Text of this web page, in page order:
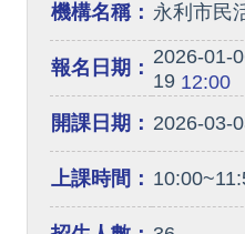
機構名稱： 永利市民
報名日期： 2026-01-
1912:00
開課日期： 2026-03-
上課時間：